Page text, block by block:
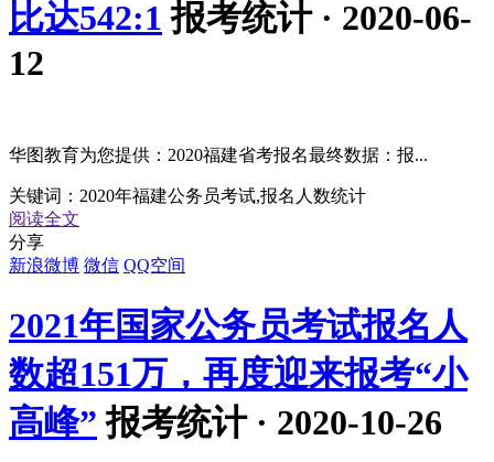
比达542:1 报考统计 · 2020-06-
12
华图教育为您提供：2020福建省考报名最终数据：报...
关键词： 2020年福建公务员考试,报名人数统计
阅读全文
分享
新浪微博 微信 QQ空间
2021年国家公务员考试报名人
数超151万，再度迎来报考“小
高峰” 报考统计 · 2020-10-26